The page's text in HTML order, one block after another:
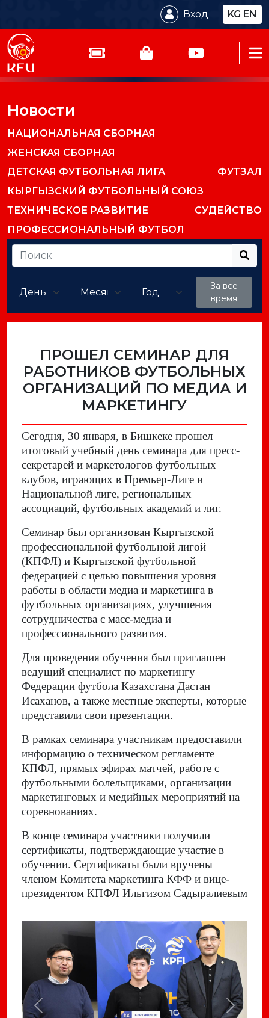
Вход KG EN
Новости
НАЦИОНАЛЬНАЯ СБОРНАЯ
ЖЕНСКАЯ СБОРНАЯ
ДЕТСКАЯ ФУТБОЛЬНАЯ ЛИГА
ФУТЗАЛ
КЫРГЫЗСКИЙ ФУТБОЛЬНЫЙ СОЮЗ
ТЕХНИЧЕСКОЕ РАЗВИТИЕ
СУДЕЙСТВО
ПРОФЕССИОНАЛЬНЫЙ ФУТБОЛ
За все
время
ПРОШЕЛ СЕМИНАР ДЛЯ
РАБОТНИКОВ ФУТБОЛЬНЫХ
ОРГАНИЗАЦИЙ ПО МЕДИА И
МАРКЕТИНГУ
Сегодня, 30 января, в Бишкеке прошел
итоговый учебный день семинара для пресс-
секретарей и маркетологов футбольных
клубов, играющих в Премьер-Лиге и
Национальной лиге, региональных
ассоциаций, футбольных академий и лиг.
Семинар был организован Кыргызской
профессиональной футбольной лигой
(КПФЛ) и Кыргызской футбольной
федерацией с целью повышения уровня
работы в области медиа и маркетинга в
футбольных организациях, улучшения
сотрудничества с масс-медиа и
профессионального развития.
Для проведения обучения был приглашен
ведущий специалист по маркетингу
Федерации футбола Казахстана Дастан
Исаханов, а также местные эксперты, которые
представили свои презентации.
В рамках семинара участникам предоставили
информацию о техническом регламенте
КПФЛ, прямых эфирах матчей, работе с
футбольными болельщиками, организации
маркетинговых и медийных мероприятий на
соревнованиях.
В конце семинара участники получили
сертификаты, подтверждающие участие в
обучении. Сертификаты были вручены
членом Комитета маркетинга КФФ и вице-
президентом КПФЛ Ильгизом Садыралиевым
Previous Next